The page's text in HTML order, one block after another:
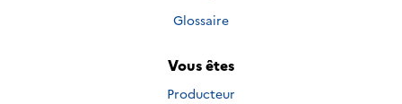
Glossaire
Vous êtes
Producteur